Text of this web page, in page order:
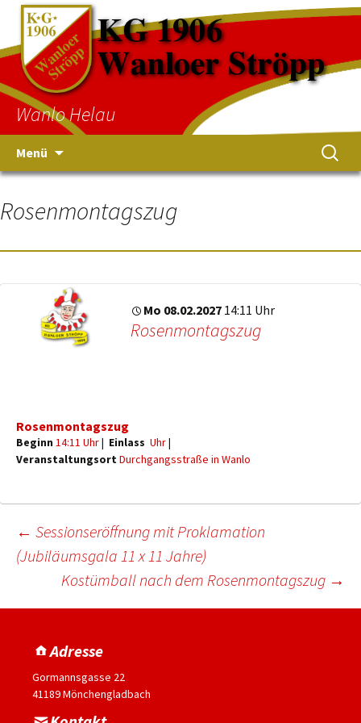
Wanlo Helau
Menü
Rosenmontagszug
Mo 08.02.2027 14:11 Uhr
Rosenmontagszug
Rosenmontagszug
Beginn 14:11 Uhr| Einlass Uhr|
VeranstaltungsortDurchgangsstraße in Wanlo
← Sessionseröffnung mit Proklamation
(Jubiläumsgala 11 x 11 Jahre)
Kostümball nach dem Rosenmontagszug →
Adresse
Gormannsgasse 22
41189 Mönchengladbach